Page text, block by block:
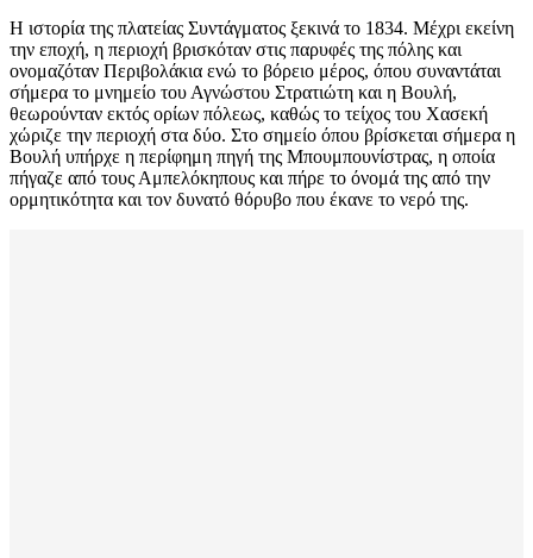
Η ιστορία της πλατείας Συντάγματος ξεκινά το 1834. Μέχρι εκείνη
την εποχή, η περιοχή βρισκόταν στις παρυφές της πόλης και
ονομαζόταν Περιβολάκια ενώ το βόρειο μέρος, όπου συναντάται
σήμερα το μνημείο του Αγνώστου Στρατιώτη και η Βουλή,
θεωρούνταν εκτός ορίων πόλεως, καθώς το τείχος του Χασεκή
χώριζε την περιοχή στα δύο. Στο σημείο όπου βρίσκεται σήμερα η
Βουλή υπήρχε η περίφημη πηγή της Μπουμπουνίστρας, η οποία
πήγαζε από τους Αμπελόκηπους και πήρε το όνομά της από την
ορμητικότητα και τον δυνατό θόρυβο που έκανε το νερό της.